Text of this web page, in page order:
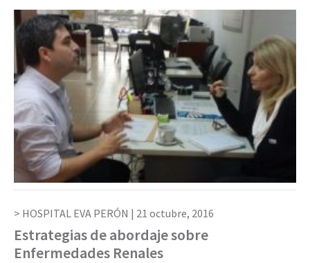
HOSPITAL EVA PERÓN | 21 octubre, 2016
Estrategias de abordaje sobre
Enfermedades Renales